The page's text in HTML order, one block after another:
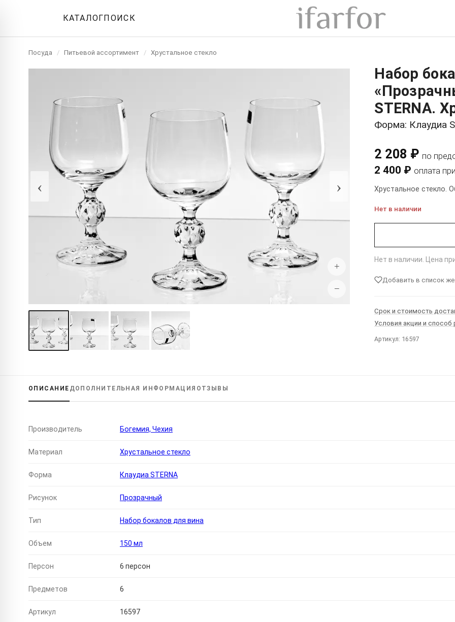
КАТАЛОГПОИСК
Посуда / Питьевой ассортимент / Хрустальное стекло
‹ ›
+
−
Набор
STERNA.
Форма: Клаудиа
2 208 ₽ по
2 400 ₽ оплата
Хрустальное стекло.
Нет в наличии
Нет в наличии. Цена
Добавить в список
Срок и стоимость
Условия акции и способ
Артикул: 16597
ОПИСАНИЕ ДОПОЛНИТЕЛЬНАЯ ИНФОРМАЦИЯ ОТЗЫВЫ
Производитель Богемия, Чехия
Материал Хрустальное стекло
Форма Клаудиа STERNA
Рисунок Прозрачный
Тип Набор бокалов для вина
Объем 150 мл
Персон 6 персон
Предметов 6
Артикул 16597